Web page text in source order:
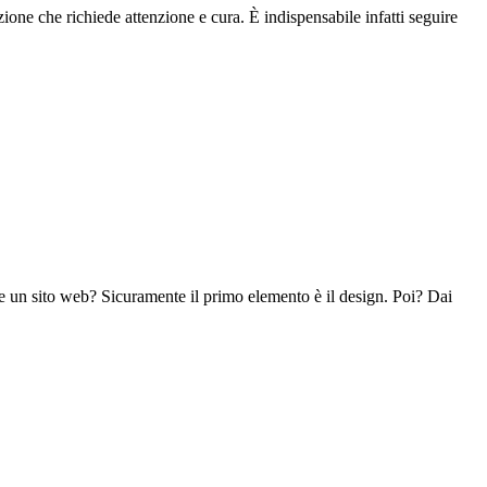
che richiede attenzione e cura. È indispensabile infatti seguire
sito web? Sicuramente il primo elemento è il design. Poi? Dai